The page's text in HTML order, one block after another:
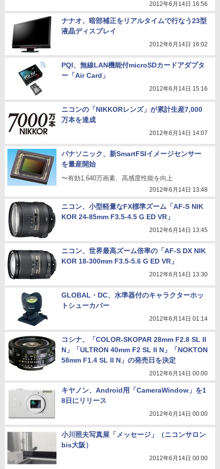
2012年6月14日 16:56
ナナオ、暗部補正をリアルタイムで行なう23型
液晶ディスプレイ
2012年6月14日 16:02
PQI、無線LAN機能付microSDカードアダプタ
ー「Air Card」
2012年6月14日 15:16
ニコンの「NIKKORレンズ」が累計生産7,000
万本を達成
2012年6月14日 14:07
パナソニック、新SmartFSIイメージセンサー
を量産開始
〜有効1,640万画素、高感度性能を向上
2012年6月14日 13:48
ニコン、小型軽量なFX標準ズーム「AF-S NIK
KOR 24-85mm F3.5-4.5 G ED VR」
2012年6月14日 13:45
ニコン、世界最高ズーム倍率の「AF-S DX NIK
KOR 18-300mm F3.5-5.6 G ED VR」
2012年6月14日 13:30
GLOBAL・DC、水準器付のキャラクターホッ
トシューカバー
2012年6月14日 01:14
コシナ、「COLOR-SKOPAR 28mm F2.8 SL II
N」「ULTRON 40mm F2 SL II N」「NOKTON
58mm F1.4 SL II N」の発売日を決定
2012年6月14日 00:00
キヤノン、Android用「CameraWindow」を1
8日にリリース
2012年6月14日 00:00
小川照夫写真展「メッセージ」（ニコンサロン
bis大阪）
2012年6月14日 00:00